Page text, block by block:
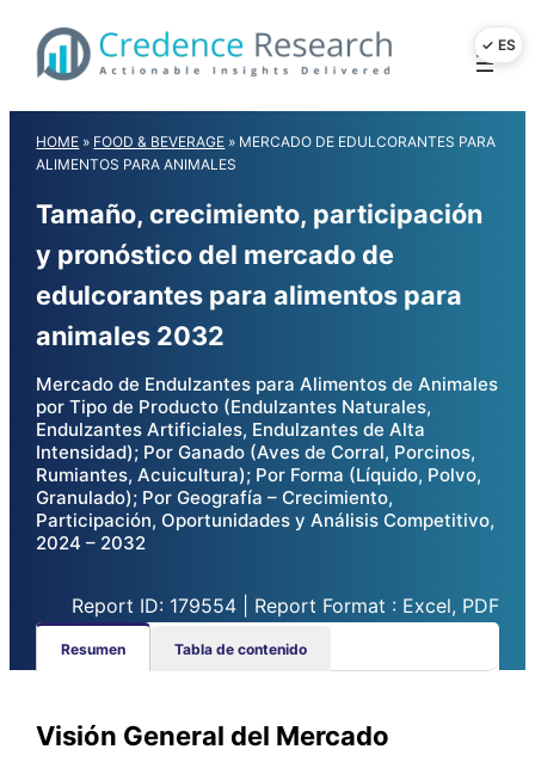
content
HOME » FOOD & BEVERAGE » MERCADO DE EDULCORANTES PARA
ALIMENTOS PARA ANIMALES
Tamaño, crecimiento, participación
y pronóstico del mercado de
edulcorantes para alimentos para
animales 2032
Mercado de Endulzantes para Alimentos de Animales
por Tipo de Producto (Endulzantes Naturales,
Endulzantes Artificiales, Endulzantes de Alta
Intensidad); Por Ganado (Aves de Corral, Porcinos,
Rumiantes, Acuicultura); Por Forma (Líquido, Polvo,
Granulado); Por Geografía – Crecimiento,
Participación, Oportunidades y Análisis Competitivo,
2024 – 2032
Report ID: 179554 | Report Format : Excel, PDF
Resumen Tabla de contenido
Visión General del Mercado